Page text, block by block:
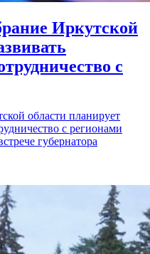
Иркутской
с
области планирует
с регионами
губернатора